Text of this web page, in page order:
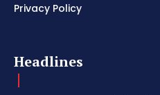
Privacy Policy
Headlines